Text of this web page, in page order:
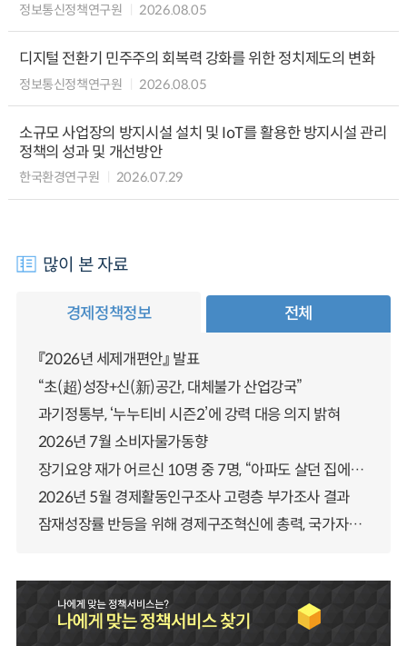
정보통신정책연구원 2026.08.05
디지털 전환기 민주주의 회복력 강화를 위한 정치제도의 변화
정보통신정책연구원 2026.08.05
소규모 사업장의 방지시설 설치 및 IoT를 활용한 방지시설 관리
정책의 성과 및 개선방안
한국환경연구원 2026.07.29
많이 본 자료
경제정책정보 전체
『2026년 세제개편안』 발표
“초(超)성장+신(新)공간, 대체불가 산업강국”
과기정통부, ‘누누티비 시즌2’에 강력 대응 의지 밝혀
2026년 7월 소비자물가동향
장기요양 재가 어르신 10명 중 7명, “아파도 살던 집에서 살겠다” 「2025년 장기요양실태조사」 결과 발표
2026년 5월 경제활동인구조사 고령층 부가조사 결과
잠재성장률 반등을 위해 경제구조혁신에 총력, 국가자산 관리체계 대전환